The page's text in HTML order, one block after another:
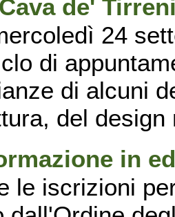
de'
24
di
di alcuni
del
in
le iscrizioni